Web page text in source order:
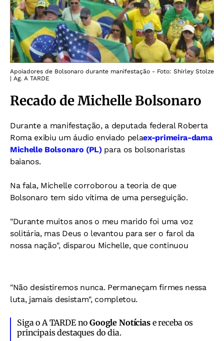
Apoiadores de Bolsonaro durante manifestação - Foto: Shirley Stolze
| Ag. A TARDE
Recado de Michelle Bolsonaro
Durante a manifestação, a deputada federal Roberta
Roma exibiu um áudio enviado pelaex-primeira-dama
Michelle Bolsonaro (PL)para os bolsonaristas
baianos.
Na fala, Michelle corroborou a teoria de que
Bolsonaro tem sido vítima de uma perseguição.
"Durante muitos anos o meu marido foi uma voz
solitária, mas Deus o levantou para ser o farol da
nossa nação", disparou Michelle, que continuou
"Não desistiremos nunca. Permaneçam firmes nessa
luta, jamais desistam", completou.
Siga o A TARDE noGoogle Notíciase receba os
principais destaques do dia.